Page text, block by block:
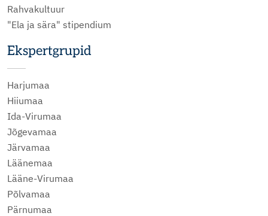
Rahvakultuur
"Ela ja sära" stipendium
Ekspertgrupid
Harjumaa
Hiiumaa
Ida-Virumaa
Jõgevamaa
Järvamaa
Läänemaa
Lääne-Virumaa
Põlvamaa
Pärnumaa